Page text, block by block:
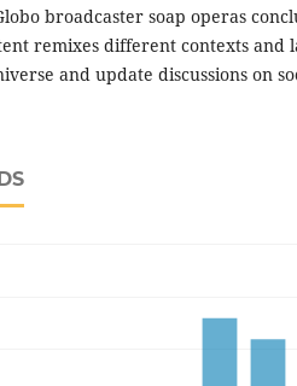
broadcaster soap operas
remixes different contexts and
and update discussions on